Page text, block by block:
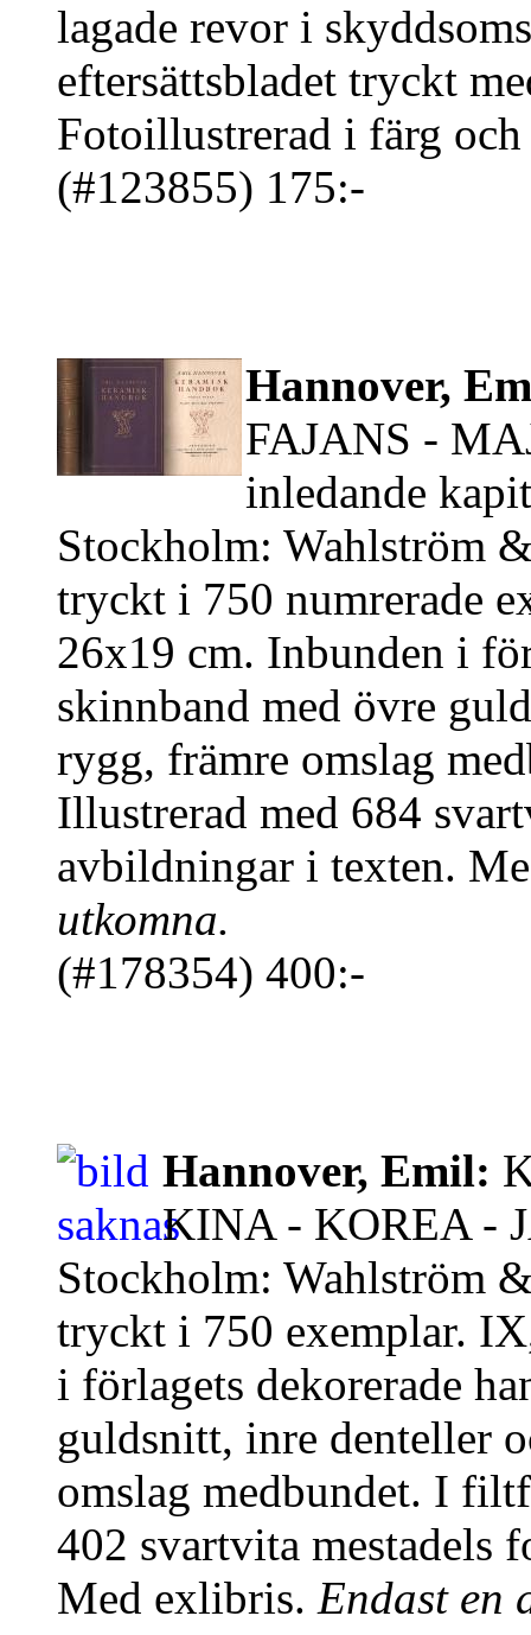
lagade revor i
eftersättsbladet tryckt
Fotoillustrerad i färg
(#123855) 175:-
Hannover,
FAJANS -
inledande
Stockholm: Wahlström
tryckt i 750 numrerade
26x19 cm. Inbunden i
skinnband med övre
rygg, främre omslag
Illustrerad med 684
avbildningar i texten.
utkomna.
(#178354) 400:-
Hannover, Emil:
KINA - KOREA -
Stockholm: Wahlström
tryckt i 750 exemplar.
i förlagets dekorerade
guldsnitt, inre denteller
omslag medbundet. I
402 svartvita mestadels
Med exlibris. Endast en